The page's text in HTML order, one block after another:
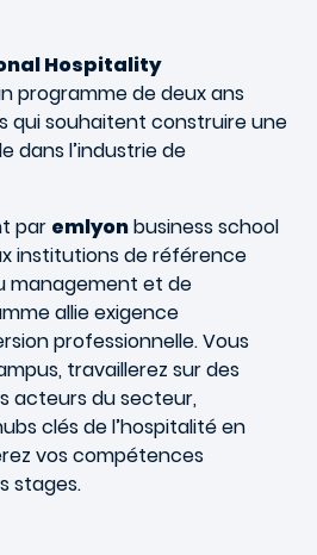
Hospitality
programme de deux ans
qui souhaitent construire une
dans l’industrie de
par emlyonbusiness school
institutions de référence
management et de
allie exigence
professionnelle. Vous
travaillerez sur des
acteurs du secteur,
clés de l’hospitalité en
vos compétences
stages.